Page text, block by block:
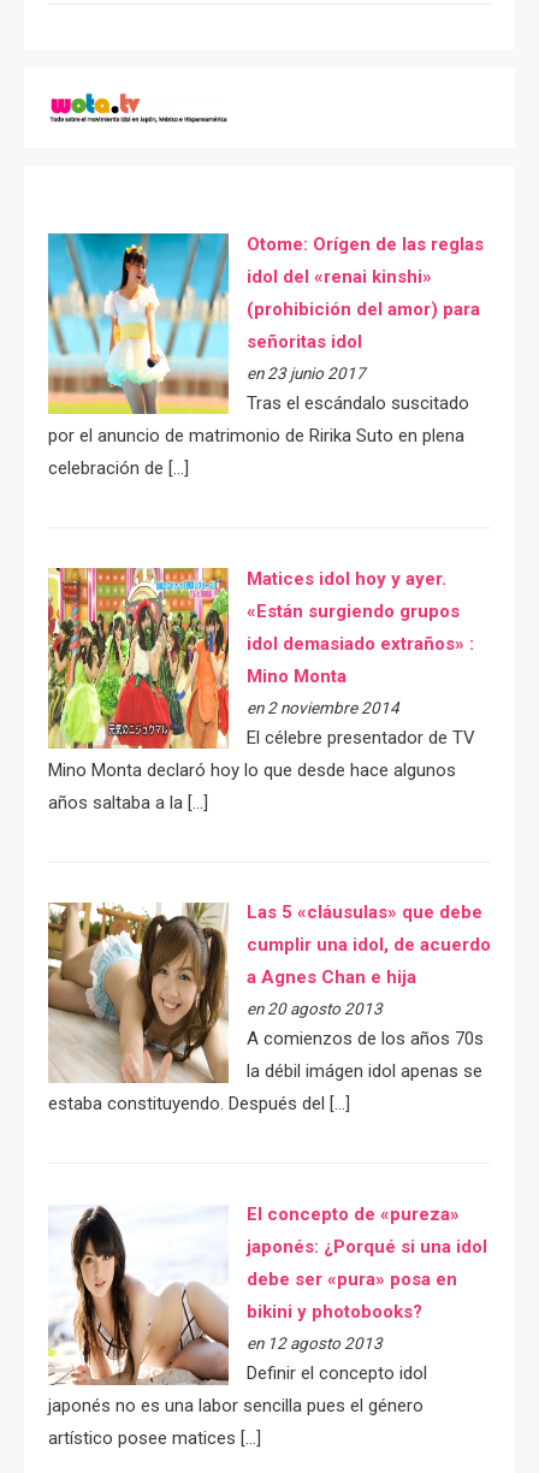
Otome: Orígen de las reglas
idol del «renai kinshi»
(prohibición del amor) para
señoritas idol
en 23 junio 2017
Tras el escándalo suscitado
por el anuncio de matrimonio de Ririka Suto en plena
celebración de […]
Matices idol hoy y ayer.
«Están surgiendo grupos
idol demasiado extraños» :
Mino Monta
en 2 noviembre 2014
El célebre presentador de TV
Mino Monta declaró hoy lo que desde hace algunos
años saltaba a la […]
Las 5 «cláusulas» que debe
cumplir una idol, de acuerdo
a Agnes Chan e hija
en 20 agosto 2013
A comienzos de los años 70s
la débil imágen idol apenas se
estaba constituyendo. Después del […]
El concepto de «pureza»
japonés: ¿Porqué si una idol
debe ser «pura» posa en
bikini y photobooks?
en 12 agosto 2013
Definir el concepto idol
japonés no es una labor sencilla pues el género
artístico posee matices […]